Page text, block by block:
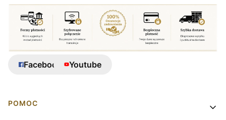
Facebook Youtube
Linki w stopce
POMOC